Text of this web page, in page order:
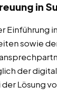
in
Einführung
sowie
der
der Lösung